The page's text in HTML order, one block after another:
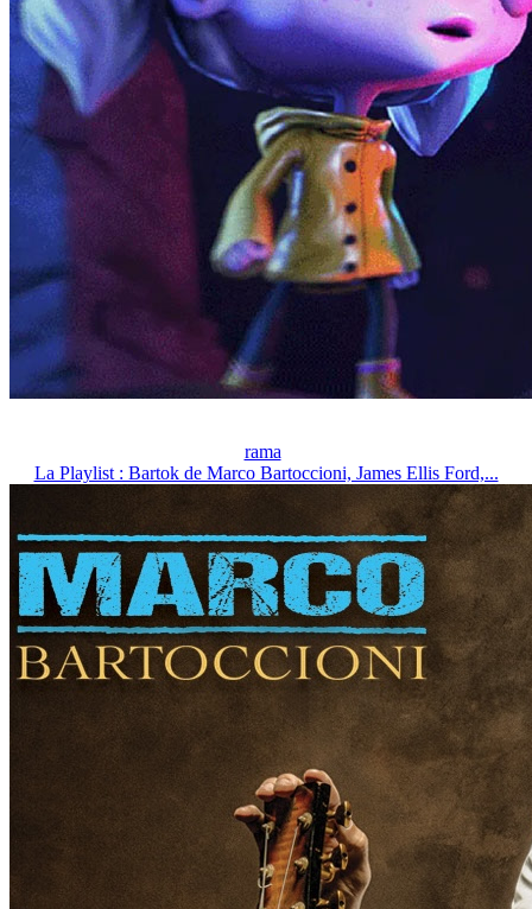
rama
La Playlist : Bartok de Marco Bartoccioni, James Ellis Ford,...